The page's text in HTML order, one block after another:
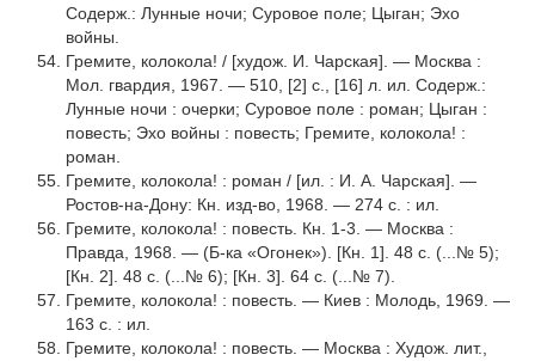
Содерж.: Лунные ночи; Суровое поле; Цыган; Эхо
войны.
Гремите, колокола! / [худож. И. Чарская]. — Москва :
Мол. гвардия, 1967. — 510, [2] с., [16] л. ил. Содерж.:
Лунные ночи : очерки; Суровое поле : роман; Цыган :
повесть; Эхо войны : повесть; Гремите, колокола! :
роман.
Гремите, колокола! : роман / [ил. : И. А. Чарская]. —
Ростов-на-Дону: Кн. изд-во, 1968. — 274 с. : ил.
Гремите, колокола! : повесть. Кн. 1-3. — Москва :
Правда, 1968. — (Б-ка «Огонек»). [Кн. 1]. 48 с. (...№ 5);
[Кн. 2]. 48 с. (...№ 6); [Кн. 3]. 64 с. (...№ 7).
Гремите, колокола! : повесть. — Киев : Молодь, 1969. —
163 с. : ил.
Гремите, колокола! : повесть. — Москва : Худож. лит.,